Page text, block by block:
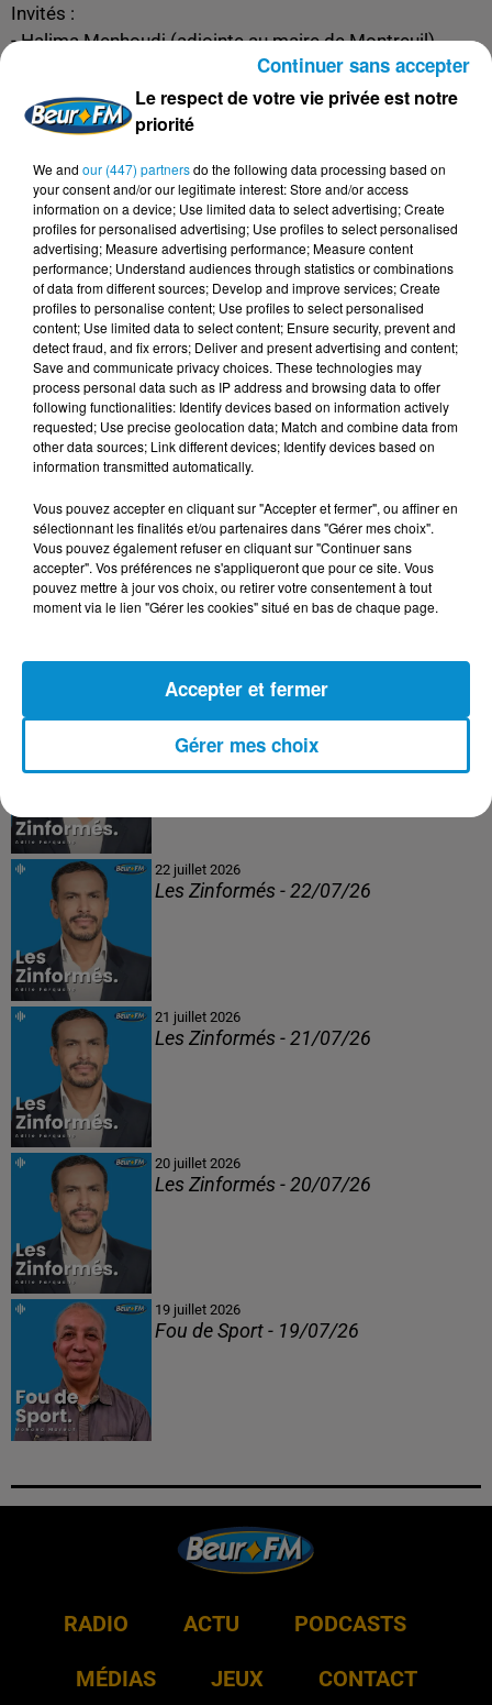
Invités :
- Halima Menhoudj (adjointe au maire de Montreuil)
- Mehdy Belabbas (ajoint au maire d'Ivry-sur-Seine)
- Benjamin Stora (historien, professeur, inspecteur
générale de l'Education Nationale et président du conseil
l'Immigration)
- Mehdi Lallaoui (réalisateur, écrivain et co-fondateur de
l'association Au Nom de la Mémoire)
DERNIERS PODCASTS
24 juillet 2026
Les Zinformés - 24/07/26
23 juillet 2026
Les Zinformés - 23/07/26
22 juillet 2026
Les Zinformés - 22/07/26
21 juillet 2026
Les Zinformés - 21/07/26
20 juillet 2026
Les Zinformés - 20/07/26
19 juillet 2026
Fou de Sport - 19/07/26
RADIO ACTU PODCASTS
MÉDIAS JEUX CONTACT
Le respect de votre vie privée est notre
priorité
We and our (447) partnersdo the following data processing based on
your consent and/or our legitimate interest: Store and/or access
information on a device; Use limited data to select advertising; Create
profiles for personalised advertising; Use profiles to select personalised
advertising; Measure advertising performance; Measure content
performance; Understand audiences through statistics or combinations
of data from different sources; Develop and improve services; Create
profiles to personalise content; Use profiles to select personalised
content; Use limited data to select content; Ensure security, prevent and
detect fraud, and fix errors; Deliver and present advertising and content;
Save and communicate privacy choices. These technologies may
process personal data such as IP address and browsing data to offer
following functionalities: Identify devices based on information actively
requested; Use precise geolocation data; Match and combine data from
other data sources; Link different devices; Identify devices based on
information transmitted automatically.
Vous pouvez accepter en cliquant sur "Accepter et fermer", ou affiner en
sélectionnant les finalités et/ou partenaires dans "Gérer mes choix".
Vous pouvez également refuser en cliquant sur "Continuer sans
accepter". Vos préférences ne s'appliqueront que pour ce site. Vous
pouvez mettre à jour vos choix, ou retirer votre consentement à tout
moment via le lien "Gérer les cookies" situé en bas de chaque page.
Gérer mes choix
Accepter et fermer
Continuer sans accepter